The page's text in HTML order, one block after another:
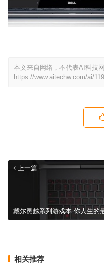
本文来自网络，不代表AI科技
https://www.aitechw.com/ai/
上一篇
戴尔灵越系列游戏本 你人生的
碧水
相关推荐